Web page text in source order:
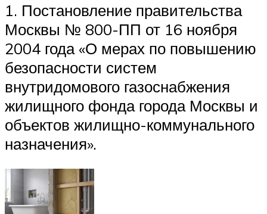
1. Постановление правительства
Москвы № 800-ПП от 16 ноября
2004 года «О мерах по повышению
безопасности систем
внутридомового газоснабжения
жилищного фонда города Москвы и
объектов жилищно-коммунального
назначения».